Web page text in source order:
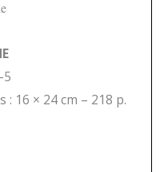
5
16 × 24 cm – 218 p.